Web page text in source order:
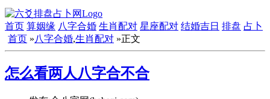
首页 算姻缘 八字合婚 生肖配对 星座配对 结婚吉日 排盘 占卜
首页 »八字合婚,生肖配对 »正文
怎么看两人八字合不合